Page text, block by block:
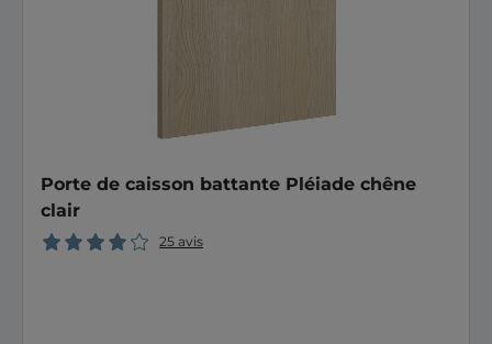
Porte de caisson battante Pléiade chêne
clair
25 avis